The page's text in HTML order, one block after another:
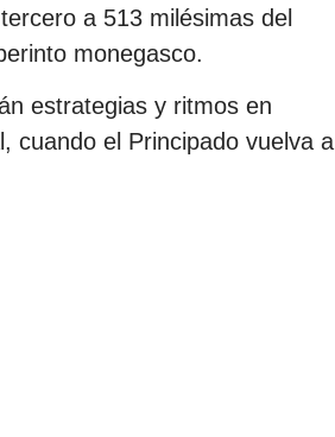
a 513 milésimas del
monegasco.
estrategias y ritmos en
cuando el Principado vuelva a